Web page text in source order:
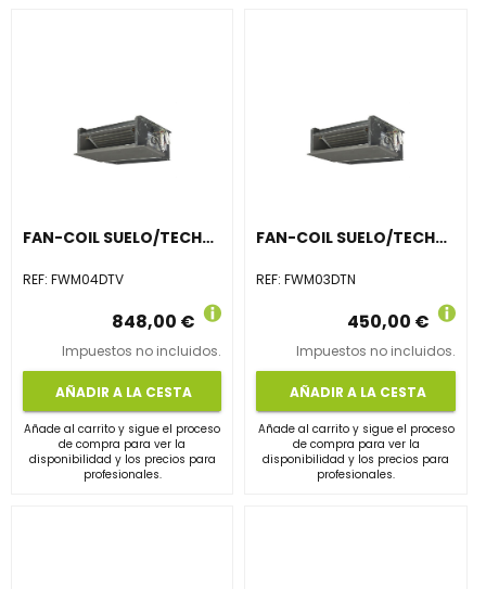
FAN-COIL SUELO/TECHO SIN ENVOLVENTE FWM04DTV
REF: FWM04DTV
848,00 €
Impuestos no incluidos.
AÑADIR A LA CESTA
Añade al carrito y sigue el proceso
de compra para ver la
disponibilidad y los precios para
profesionales.
FAN-COIL SUELO/TECHO SIN ENVOLVENTE FWM03DTN
REF:FWM03DTN
450,00 €
Impuestos no incluidos.
AÑADIR A LA CESTA
Añade al carrito y sigue el proceso
de compra para ver la
disponibilidad y los precios para
profesionales.